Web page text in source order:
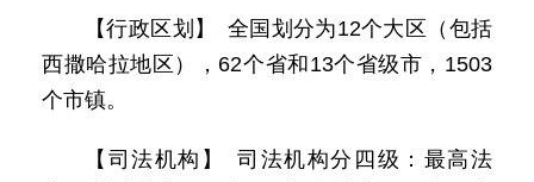
【行政区划】 全国划分为12个大区（包括
西撒哈拉地区），62个省和13个省级市，1503
个市镇。
【司法机构】 司法机构分四级：最高法